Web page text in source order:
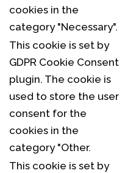
cookies in the
category "Necessary".
This cookie is set by
GDPR Cookie Consent
plugin. The cookie is
used to store the user
consent for the
cookies in the
category "Other.
This cookie is set by